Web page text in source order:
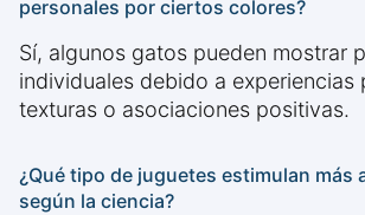
personales por ciertos colores?
Sí, algunos gatos pueden mostrar
individuales debido a experiencias
texturas o asociaciones positivas.
¿Qué tipo de juguetes estimulan más
según la ciencia?